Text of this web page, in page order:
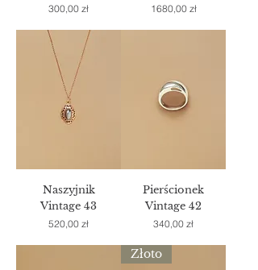
Cena
300,00 zł Cena
1680,00 zł
Naszyjnik
Vintage 43
Cena
520,00 zł
Pierścionek
Vintage 42
Cena
340,00 zł
Złoto